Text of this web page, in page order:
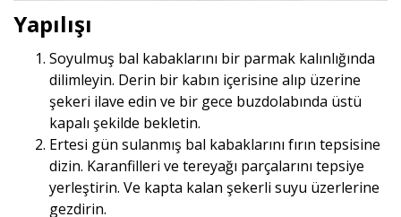
Yapılışı
Soyulmuş bal kabaklarını bir parmak kalınlığında
dilimleyin. Derin bir kabın içerisine alıp üzerine
şekeri ilave edin ve bir gece buzdolabında üstü
kapalı şekilde bekletin.
Ertesi gün sulanmış bal kabaklarını fırın tepsisine
dizin. Karanfilleri ve tereyağı parçalarını tepsiye
yerleştirin. Ve kapta kalan şekerli suyu üzerlerine
gezdirin.